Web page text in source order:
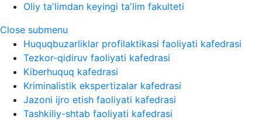
Oliy taʼlimdan keyingi taʼlim fakulteti
Close submenu
Huquqbuzarliklar profilaktikasi faoliyati kafedrasi
Tezkor-qidiruv faoliyati kafedrasi
Kiberhuquq kafedrasi
Kriminalistik ekspertizalar kafedrasi
Jazoni ijro etish faoliyati kafedrasi
Tashkiliy-shtab faoliyati kafedrasi